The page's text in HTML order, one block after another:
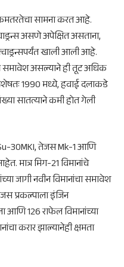
कमतरतेचा सामना करत आहे.
असणे अपेक्षित असताना,
खाली आली आहे.
समावेश असल्याने ही तूट अधिक
1990 मध्ये, हवाई दलाकडे
सातत्याने कमी होत गेली
30MKI, तेजस Mk-1 आणि
मात्र मिग-21 विमानांचे
जागी नवीन विमानांचा समावेश
प्रकल्पाला इंजिन
126 राफेल विमानांच्या
करार झाल्यानेही क्षमता